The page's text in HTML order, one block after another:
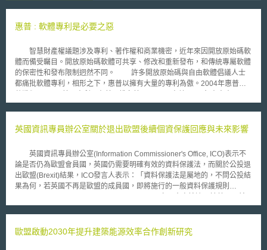
惠普 : 軟體專利是必要之惡
智慧財產權議題涉及專利、著作權和商業機密，近年來因開放原始碼軟
體而備受矚目。開放原始碼軟體可共享、修改和重新發布，和傳統專屬軟體
的保密性和發布限制迥然不同。 許多開放原始碼與自由軟體倡議人士
都痛批軟體專利，相形之下，惠普以擁有大量的專利為傲。2004年惠普一
開放原始碼程式設計師或許厭惡軟體專利的概念，但最好還是試著自我調
發展而成的，而專利比較麻煩，是因為程式設計師把專利視為削弱他們的自
OSI)核准開放原始碼授權證書的作法太草率。去年8月，Fink曾指出，開放
原始碼授權證書多達52種，實在太多了。現在數目變得更多，因為他抱怨
OSI核准任何符合開放原始碼定義的申請案，卻不試著加以整併以強化開放
原始碼業的基礎。只基於符合規格就核准授權證書，而未顧及進一步鞏固開
軟體提出專利訴訟。但目前為止這些威脅尚未發生，而紅帽公司（Red
英國資訊專員辦公室關於退出歐盟後續個資保護回應與未來影響
英國資訊專員辦公室(Information Commissioner's Office, ICO)表示不
論是否仍為歐盟會員國，英國仍需要明確有效的資料保護法，而關於公投退
出歐盟(Brexit)結果，ICO發言人表示：「資料保護法是屬地的，不問公投結
果為何，若英國不再是歐盟的成員國，即將施行的一般資料保護規則
若英國希望在平等條件下的歐盟單一市場進行交易，我們必須證明資料保護
保護監管框架。對於許多跨境經營的企業與服務而言，遵循資料保護法律與
歐盟啟動2030年提升建築能源效率合作創新研究